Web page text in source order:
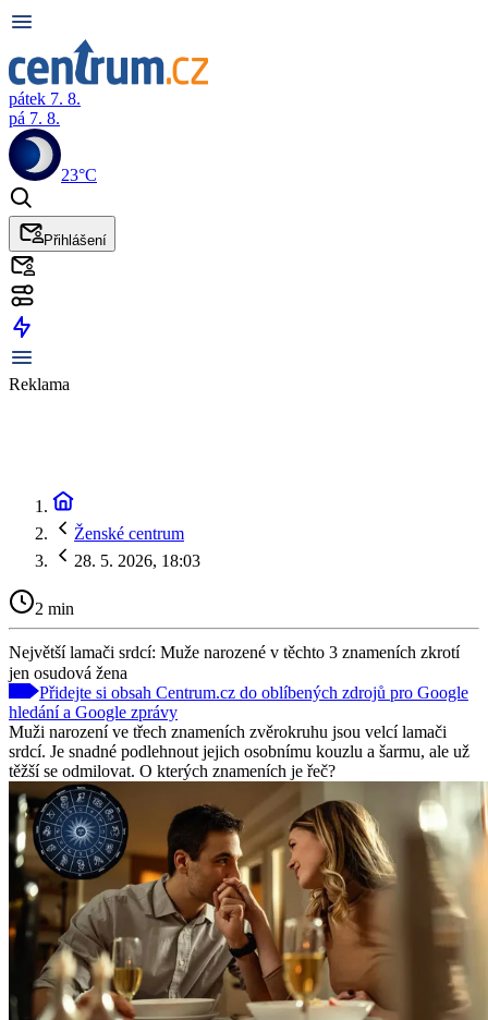
pátek 7. 8.
pá 7. 8.
23°C
Přihlášení
Reklama
Ženské centrum
28. 5. 2026, 18:03
2 min
Největší lamači srdcí: Muže narozené v těchto 3 znameních zkrotí
jen osudová žena
Přidejte si obsah Centrum.cz do oblíbených zdrojů pro Google
hledání a Google zprávy
Muži narození ve třech znameních zvěrokruhu jsou velcí lamači
srdcí. Je snadné podlehnout jejich osobnímu kouzlu a šarmu, ale už
těžší se odmilovat. O kterých znameních je řeč?